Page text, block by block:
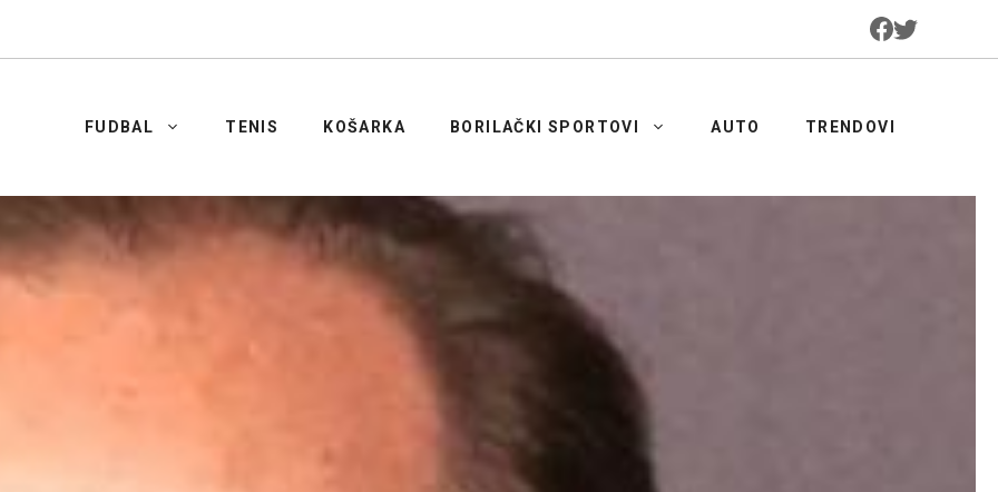
FUDBAL TENIS KOŠARKA BORILAČKI SPORTOVI AUTO TRENDOVI